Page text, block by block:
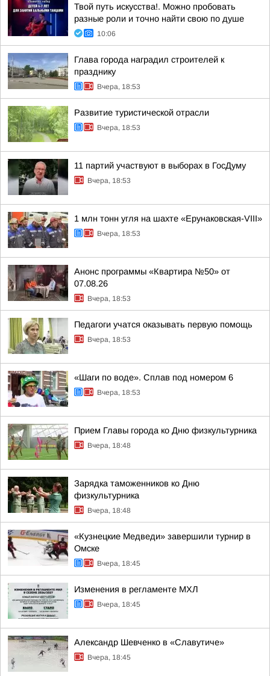
Твой путь искусства!. Можно пробовать
разные роли и точно найти свою по душе
10:06
Глава города наградил строителей к
празднику
Вчера, 18:53
Развитие туристической отрасли
Вчера, 18:53
11 партий участвуют в выборах в ГосДуму
Вчера, 18:53
1 млн тонн угля на шахте «Ерунаковская-VIII»
Вчера, 18:53
Анонс программы «Квартира №50» от
07.08.26
Вчера, 18:53
Педагоги учатся оказывать первую помощь
Вчера, 18:53
«Шаги по воде». Сплав под номером 6
Вчера, 18:53
Прием Главы города ко Дню физкультурника
Вчера, 18:48
Зарядка таможенников ко Дню
физкультурника
Вчера, 18:48
«Кузнецкие Медведи» завершили турнир в
Омске
Вчера, 18:45
Изменения в регламенте МХЛ
Вчера, 18:45
Александр Шевченко в «Славутиче»
Вчера, 18:45